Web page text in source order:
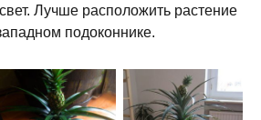
Лучше расположить растение
подоконнике.